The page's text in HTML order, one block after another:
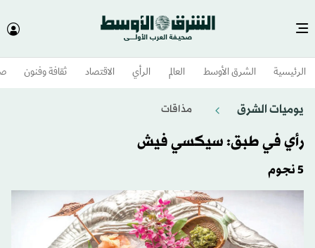
الرئيسية الشرق الأوسط​ العالم الرأي الاقتصاد ثقافة وفنون
يوميات الشرق مذاقات
رأي في طبق: سيكسي فيش
5 نجوم